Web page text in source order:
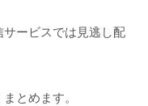
ービスでは見逃し配
とめます。